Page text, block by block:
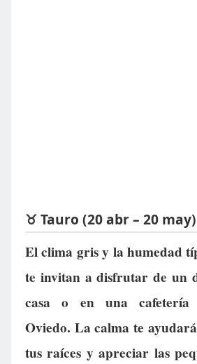
♉ Tauro (20 abr – 20 may)
El clima gris y la humedad
te invitan a disfrutar de un
casa o en una cafetería
Oviedo. La calma te
tus raíces y apreciar las